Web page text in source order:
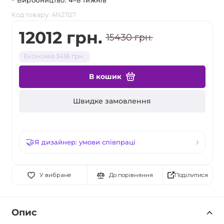
Код товару: ANZ1127
12012 грн. 15430 грн.
Економія 3418 грн.
В кошик
Швидке замовлення
Я дизайнер: умови співпраці
У вибране До порівняння Поділитися
Опис